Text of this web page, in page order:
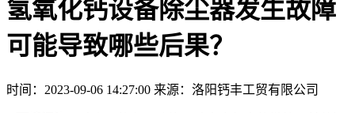
氢氧化钙设备除尘器发生故障
可能导致哪些后果？
时间：2023-09-06 14:27:00 来源：洛阳钙丰工贸有限公司